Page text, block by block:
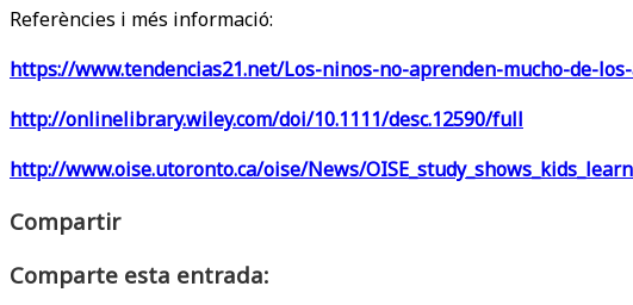
Referències i més informació:
https://www.tendencias21.net/Los-ninos-no-aprenden-mucho-de-
http://onlinelibrary.wiley.com/doi/10.1111/desc.12590/full
http://www.oise.utoronto.ca/oise/News/
Compartir
Comparte esta entrada: